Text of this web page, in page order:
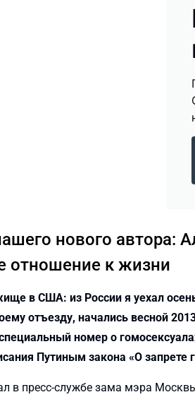
нового автора:
отношение к жизни
в США: из России я уехал
отъезду, начались весной
номер о
Путиным закона «О запрете
в пресс-службе зама мэра